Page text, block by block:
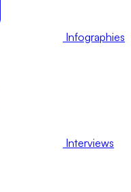
Infographies
Interviews